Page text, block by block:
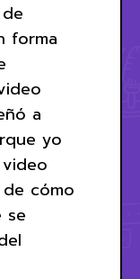
forma
a
yo
cómo
se